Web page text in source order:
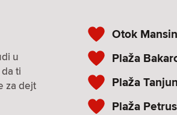
u
ti
za dejt
Otok
Plaža
Plaža
Plaža